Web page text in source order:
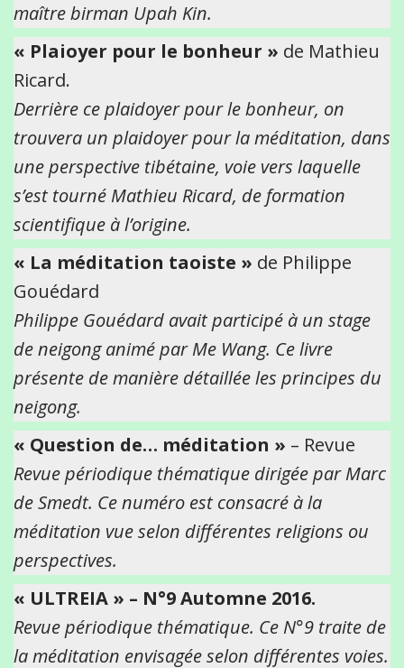
maître birman Upah Kin.
« Plaioyer pour le bonheur » de Mathieu
Ricard.
Derrière ce plaidoyer pour le bonheur, on
trouvera un plaidoyer pour la méditation, dans
une perspective tibétaine, voie vers laquelle
s’est tourné Mathieu Ricard, de formation
scientifique à l’origine.
« La méditation taoiste » de Philippe
Gouédard
Philippe Gouédard avait participé à un stage
de neigong animé par Me Wang. Ce livre
présente de manière détaillée les principes du
neigong.
« Question de… méditation » – Revue
Revue périodique thématique dirigée par Marc
de Smedt. Ce numéro est consacré à la
méditation vue selon différentes religions ou
perspectives.
« ULTREIA » – N°9 Automne 2016.
Revue périodique thématique. Ce N°9 traite de
la méditation envisagée selon différentes voies.